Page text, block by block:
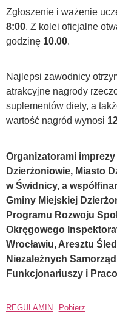
Zgłoszenie i ważenie
8:00. Z kolei oficjalne
godzinę 10.00.
Najlepsi zawodnicy
atrakcyjne nagrody
suplementów diety, a
wartość nagród wynosi
Organizatorami
Dzierżoniowie, Miasto
w Świdnicy, a
Gminy Miejskiej
Programu Rozwoju
Okręgowego
Wrocławiu, Aresztu
Niezależnych
Funkcjonariuszy i
REGULAMIN
Pobierz